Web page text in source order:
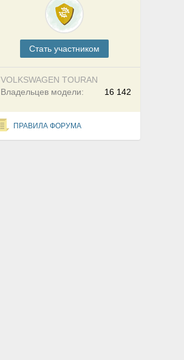
Cтать участником
VOLKSWAGEN TOURAN
16 142
Владельцев модели:
ПРАВИЛА ФОРУМА